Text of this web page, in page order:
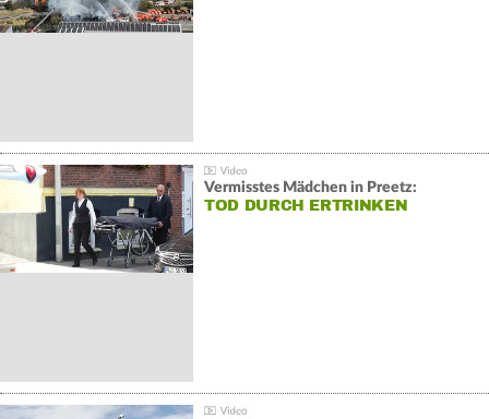
Vermisstes Mädchen in Preetz:
TOD DURCH ERTRINKEN